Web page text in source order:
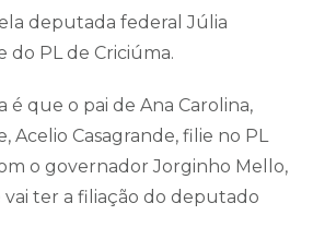
deputada federal Júlia
do PL de Criciúma.
é que o pai de Ana Carolina,
Acelio Casagrande, filie no PL
o governador Jorginho Mello,
ter a filiação do deputado